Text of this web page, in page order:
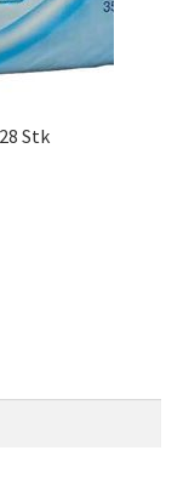
Stk